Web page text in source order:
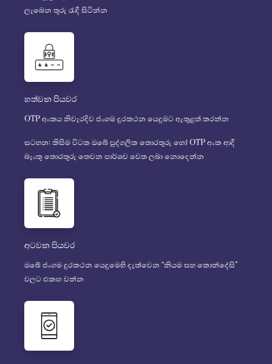
ලැබෙන තුරු රැඳී සිටින්න
හත්වන පියවර
OTP අංකය නිවැරදිව ජංගම දුරකථන යෙදුමට ඇතුළත් කරන්න
සටහන: කිසිම විටක ඔබේ පුද්ගලික තොරතුරු හෝ OTP අංක ආදී
බැංකු තොරතුරු තෙවන පාර්ශව වෙත ලබා නොදෙන්න
අටවන පියවර
ඔබේ ජංගම දුරකථන යෙදුමෙහි දැක්වෙන “නියම සහ කොන්දේසි”
වලට එකඟ වන්න